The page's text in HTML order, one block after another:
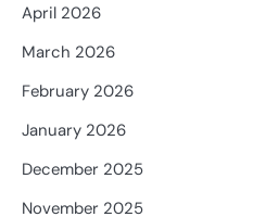
April 2026
March 2026
February 2026
January 2026
December 2025
November 2025